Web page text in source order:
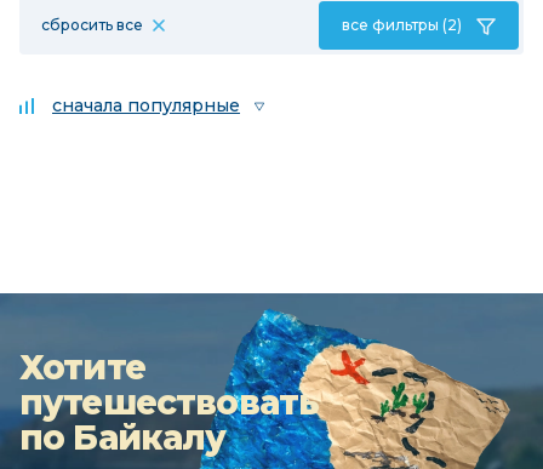
сбросить все все фильтры (2)
сначала популярные
Хотите
путешествовать
по Байкалу